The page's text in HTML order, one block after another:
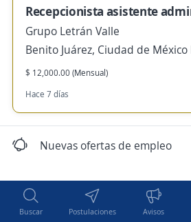
Buscar Postulaciones Avisos
Recepcionista asistente
Grupo Letrán Valle
Benito Juárez, Ciudad de México
$ 12,000.00 (Mensual)
Hace 7 días
Nuevas ofertas de empleo